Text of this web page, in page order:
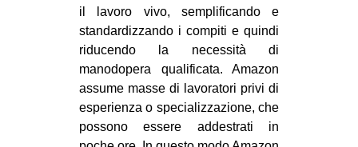
il lavoro vivo, semplificando e
standardizzando i compiti e quindi
riducendo la necessità di
manodopera qualificata. Amazon
assume masse di lavoratori privi di
esperienza o specializzazione, che
possono essere addestrati in